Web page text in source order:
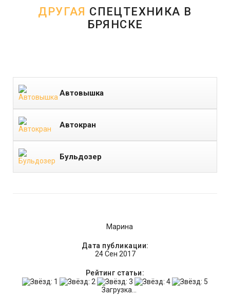
ДРУГАЯ СПЕЦТЕХНИКА В
БРЯНСКЕ
Автовышка
Автокран
Бульдозер
Марина
Дата публикации:
24 Сен 2017
Рейтинг статьи:
Загрузка...